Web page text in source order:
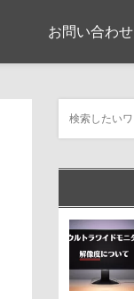
お問い合わせ